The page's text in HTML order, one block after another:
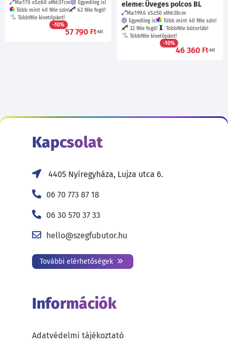
Ma:170 Sz:60 Mé:37cm
Egyedileg is!
Több mint 40 féle szín!
62 féle fogó!
Többféle kivetőpánt!
-10%
57 790 Ft-tól
eleme: Üveges polcos BL
Ma:199.6 Sz:50 Mé:38cm
Egyedileg is!
Több mint 40 féle szín!
32 féle fogó!
Többféle bútorláb!
Többféle kivetőpánt!
-10%
46 360 Ft-tól
Kapcsolat
4405 Nyíregyháza, Lujza utca 6.
06 70 773 87 18
06 30 570 37 33
hello@szegfubutor.hu
További elérhetőségek
Információk
Adatvédelmi tájékoztató